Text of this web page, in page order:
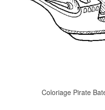
Coloriage Pirate